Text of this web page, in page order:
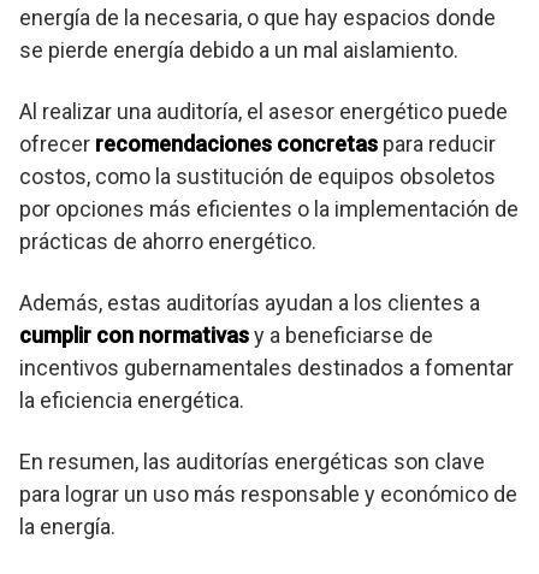
energía de la necesaria, o que hay espacios donde
se pierde energía debido a un mal aislamiento.
Al realizar una auditoría, el asesor energético puede
ofrecer recomendaciones concretas para reducir
costos, como la sustitución de equipos obsoletos
por opciones más eficientes o la implementación de
prácticas de ahorro energético.
Además, estas auditorías ayudan a los clientes a
cumplir con normativasy a beneficiarse de
incentivos gubernamentales destinados a fomentar
la eficiencia energética.
En resumen, las auditorías energéticas son clave
para lograr un uso más responsable y económico de
la energía.